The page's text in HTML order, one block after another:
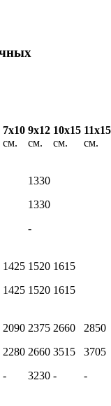
7х10
см.
9х12
см.
10х15
см.
11х15
см.
1330
1330
-
1425
1425
1520
1520
1615
1615
2090
2280
-
2375
2660
3230
2660
3515
-
2850
3705
-